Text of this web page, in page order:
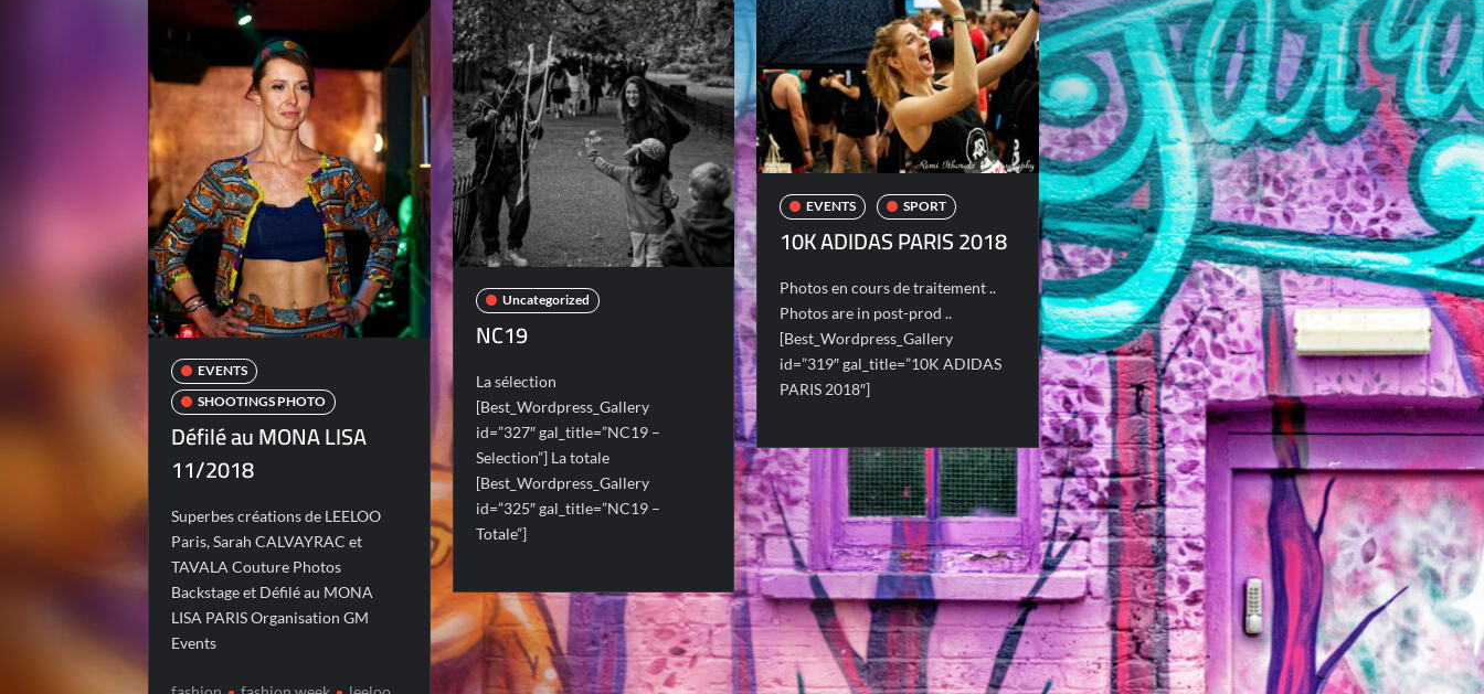
EVENTS
SHOOTINGS PHOTO
Défilé au MONA LISA
11/2018
Superbes créations de LEELOO
Paris, Sarah CALVAYRAC et
TAVALA Couture Photos
Backstage et Défilé au MONA
LISA PARIS Organisation GM
Events
Uncategorized
NC19
La sélection
[Best_Wordpress_Gallery
id=”327″ gal_title=”NC19 –
Selection”] La totale
[Best_Wordpress_Gallery
id=”325″ gal_title=”NC19 –
Totale”]
EVENTS SPORT
10K ADIDAS PARIS 2018
Photos en cours de traitement ..
Photos are in post-prod ..
[Best_Wordpress_Gallery
id=”319″ gal_title=”10K ADIDAS
PARIS 2018″]